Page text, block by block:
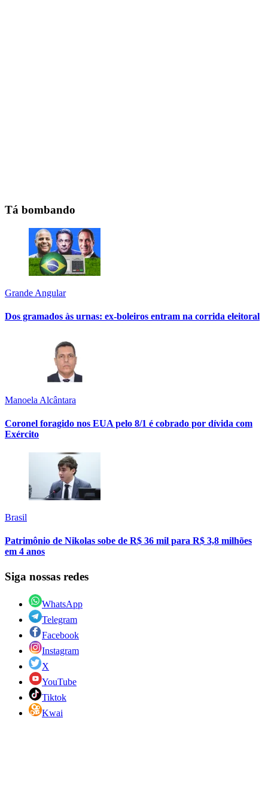
Tá bombando
Grande Angular
Dos gramados às urnas: ex-boleiros entram na corrida eleitoral
Manoela Alcântara
Coronel foragido nos EUA pelo 8/1 é cobrado por dívida com
Exército
Brasil
Patrimônio de Nikolas sobe de R$ 36 mil para R$ 3,8 milhões
em 4 anos
Siga nossas redes
WhatsApp
Telegram
Facebook
Instagram
X
YouTube
Tiktok
Kwai